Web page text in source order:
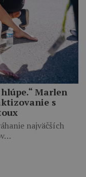
Marlen
s
najväčších